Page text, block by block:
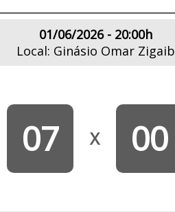
01/06/2026 - 20:00h
Local: Ginásio Omar Zigaib
07 X 00